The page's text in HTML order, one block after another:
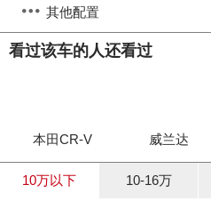
其他配置
看过该车的人还看过
本田CR-V 威兰达
10万以下 10-16万